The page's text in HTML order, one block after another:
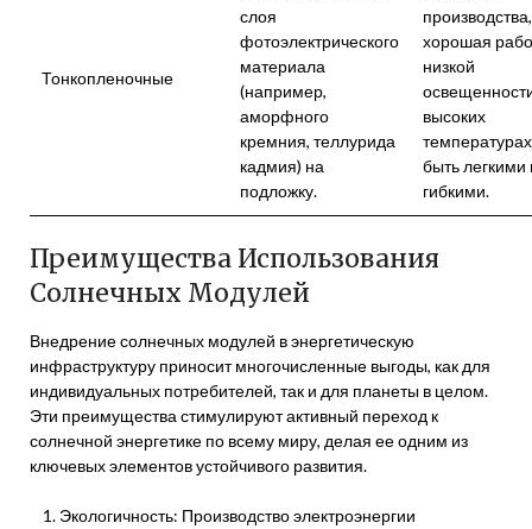
Тонкопленочные
слоя
фотоэлектрического
материала
(например,
аморфного
кремния, теллурида
кадмия) на
подложку.
производства,
хорошая
низкой
высоких
быть легкими
гибкими.
Преимущества Использования
Солнечных Модулей
Внедрение солнечных модулей в энергетическую
инфраструктуру приносит многочисленные выгоды, как для
индивидуальных потребителей, так и для планеты в целом.
Эти преимущества стимулируют активный переход к
солнечной энергетике по всему миру, делая ее одним из
ключевых элементов устойчивого развития.
Экологичность: Производство электроэнергии